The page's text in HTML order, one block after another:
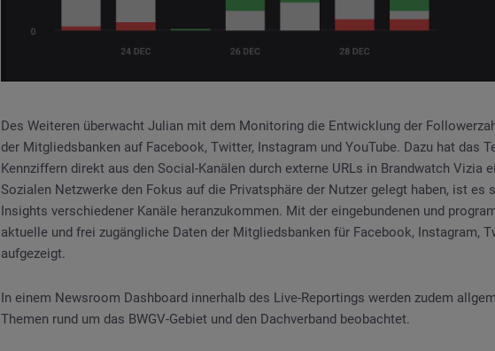
Des Weiteren überwacht Julian mit dem Monitoring die Entwicklung der
der Mitgliedsbanken auf Facebook, Twitter, Instagram und YouTube. Dazu hat das
Kennziffern direkt aus den Social-Kanälen durch externe URLs in Brandwatch Vizia
Sozialen Netzwerke den Fokus auf die Privatsphäre der Nutzer gelegt haben, ist es
Insights verschiedener Kanäle heranzukommen. Mit der eingebundenen und
aktuelle und frei zugängliche Daten der Mitgliedsbanken für Facebook, Instagram,
aufgezeigt.
In einem Newsroom Dashboard innerhalb des Live-Reportings werden zudem
Themen rund um das BWGV-Gebiet und den Dachverband beobachtet.